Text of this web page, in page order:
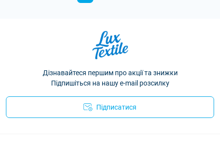
Дізнавайтеся першим про акції та знижки
Підпишіться на нашу e-mail розсилку
Підписатися